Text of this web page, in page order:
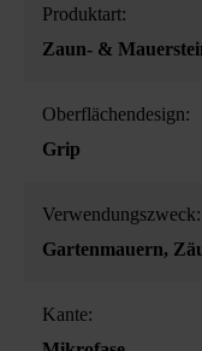
Produktart:
Zaun- &
Oberflächendesign:
Grip
Verwendungszweck:
Gartenmauern,
Kante: